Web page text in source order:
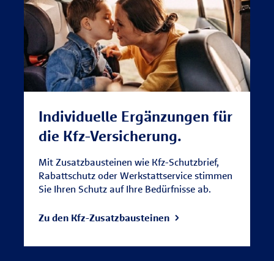
Individuelle Ergänzungen für
die Kfz-Versicherung.
Mit Zusatzbausteinen wie Kfz-Schutzbrief,
Rabattschutz oder Werkstattservice stimmen
Sie Ihren Schutz auf Ihre Bedürfnisse ab.
Zu den Kfz-Zusatzbausteinen